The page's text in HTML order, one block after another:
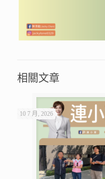
相關文章
10 7 月, 2026